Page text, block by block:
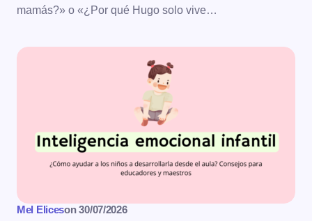
mamás?» o «¿Por qué Hugo solo vive…
Mel Eliceson 30/07/2026